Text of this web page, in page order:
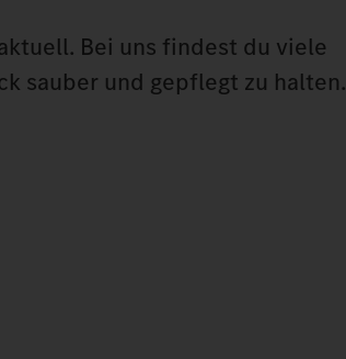
Bei uns findest du viele
sauber und gepflegt zu halten.